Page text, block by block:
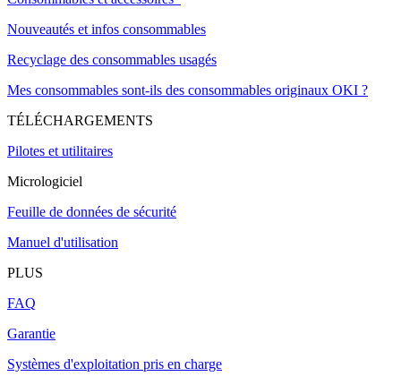
Nouveautés et infos consommables
Recyclage des consommables usagés
Mes consommables sont-ils des consommables originaux OKI ?
TÉLÉCHARGEMENTS
Pilotes et utilitaires
Micrologiciel
Feuille de données de sécurité
Manuel d'utilisation
PLUS
FAQ
Garantie
Systèmes d'exploitation pris en charge